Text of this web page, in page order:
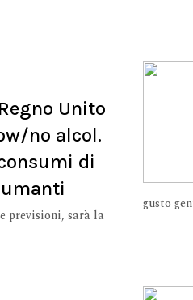
Unito
no alcol.
di
previsioni, sarà la
gusto